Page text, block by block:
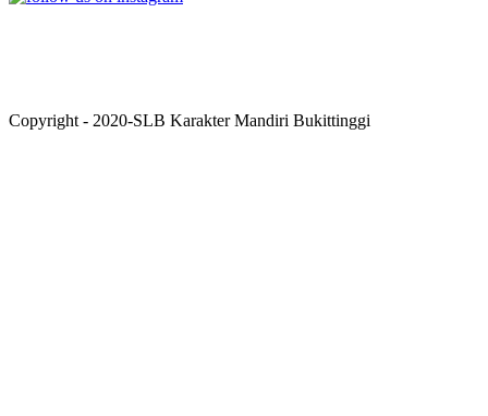
Copyright - 2020-SLB Karakter Mandiri Bukittinggi